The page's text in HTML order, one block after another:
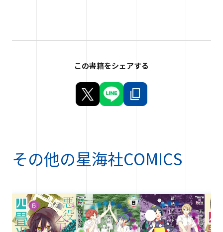
この書籍をシェアする
その他の星海社COMICS